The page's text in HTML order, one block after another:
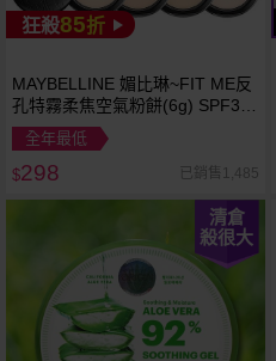
狂殺85折
MAYBELLINE 媚比琳~FIT ME反
孔特霧柔焦空氣粉餅(6g) SPF32
PA+++ 款式可選 空氣小圓餅
全年最低
$298 已銷售1,485
清倉
殺很大